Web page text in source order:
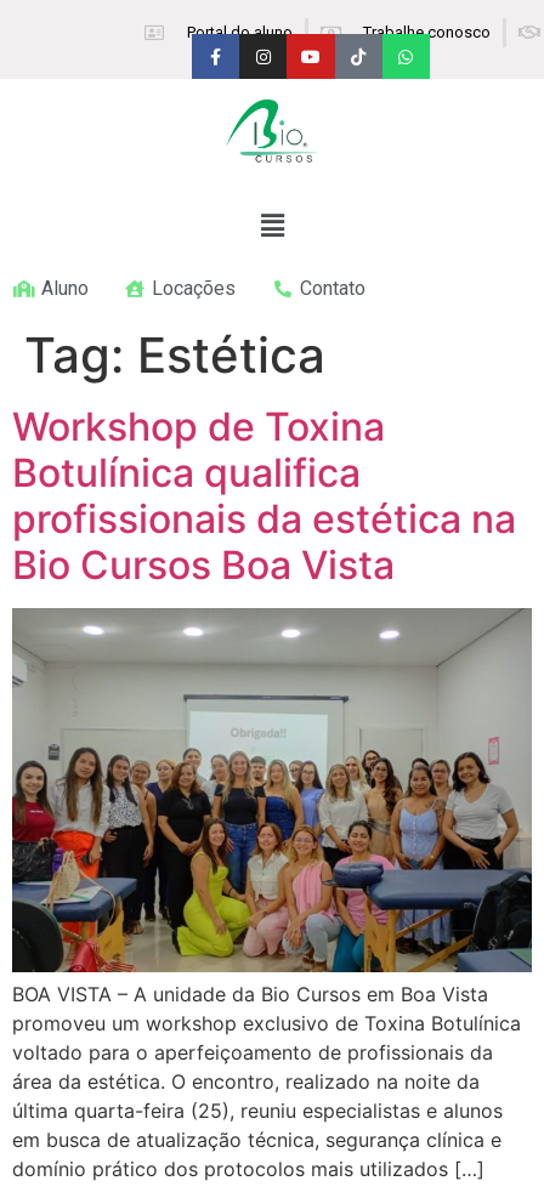
Portal do aluno Trabalhe conosco
Aluno Locações Contato
Tag: Estética
Workshop de Toxina
Botulínica qualifica
profissionais da estética na
Bio Cursos Boa Vista
BOA VISTA – A unidade da Bio Cursos em Boa Vista
promoveu um workshop exclusivo de Toxina Botulínica
voltado para o aperfeiçoamento de profissionais da
área da estética. O encontro, realizado na noite da
última quarta-feira (25), reuniu especialistas e alunos
em busca de atualização técnica, segurança clínica e
domínio prático dos protocolos mais utilizados […]